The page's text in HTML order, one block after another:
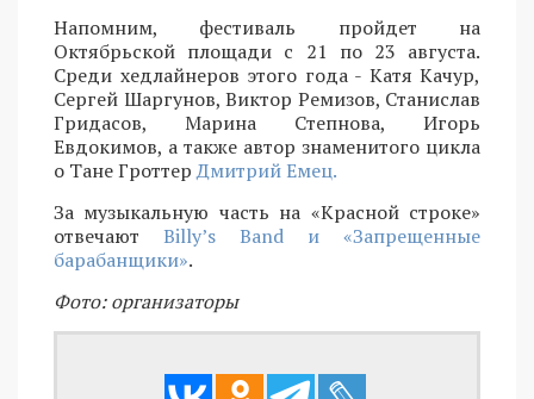
Напомним, фестиваль пройдет на
Октябрьской площади с 21 по 23 августа.
Среди хедлайнеров этого года - Катя Качур,
Сергей Шаргунов, Виктор Ремизов, Станислав
Гридасов, Марина Степнова, Игорь
Евдокимов, а также автор знаменитого цикла
о Тане ГроттерДмитрий Емец.
За музыкальную часть на «Красной строке»
отвечают Billy’s Band и «Запрещенные
барабанщики».
Фото: организаторы